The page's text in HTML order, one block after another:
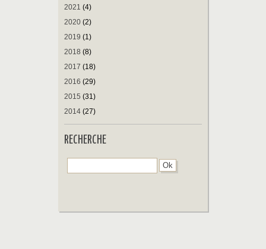
2021 (4)
2020 (2)
2019 (1)
2018 (8)
2017 (18)
2016 (29)
2015 (31)
2014 (27)
RECHERCHE